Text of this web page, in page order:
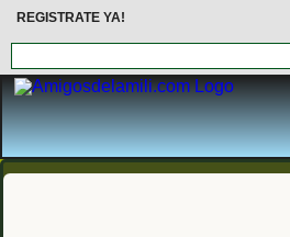
REGISTRATE YA!